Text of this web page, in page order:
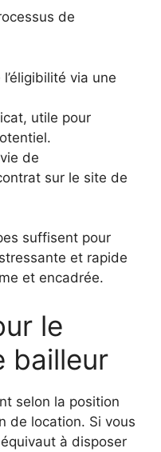
de
via une
utile pour
de
sur le site de
suffisent pour
et rapide
et encadrée.
le
bailleur
selon la position
de location. Si vous
à disposer